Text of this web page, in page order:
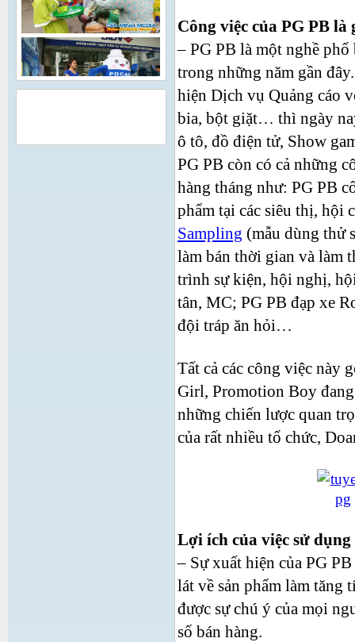
Công việc của PG PB là
– PG PB là một nghề
trong những năm gần
hiện Dịch vụ Quảng cáo
bia, bột giặt… thì ngày
ô tô, đồ điện tử, Show
PG PB còn có cả những
hàng tháng như: PG PB
phẩm tại các siêu thị, hội
Sampling (mẫu dùng thử
làm bán thời gian và làm
trình sự kiện, hội nghị,
tân, MC; PG PB đạp xe
đội tráp ăn hỏi…
Tất cả các công việc này
Girl, Promotion Boy
những chiến lược quan
của rất nhiều tổ chức,
Lợi ích của việc sử dụng
– Sự xuất hiện của PG
lát về sản phẩm làm
được sự chú ý của mọi
số bán hàng.